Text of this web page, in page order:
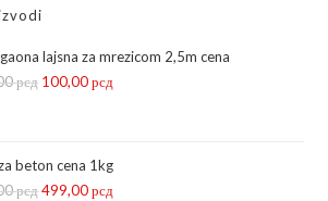
lajsna za mrezicom 2,5m cena
рсд Оригинална
била:
130,00 рсд.
100,00рсдТренутна
100,00 рсд.
beton cena 1kg
рсдОригинална
499,00рсдТренутна